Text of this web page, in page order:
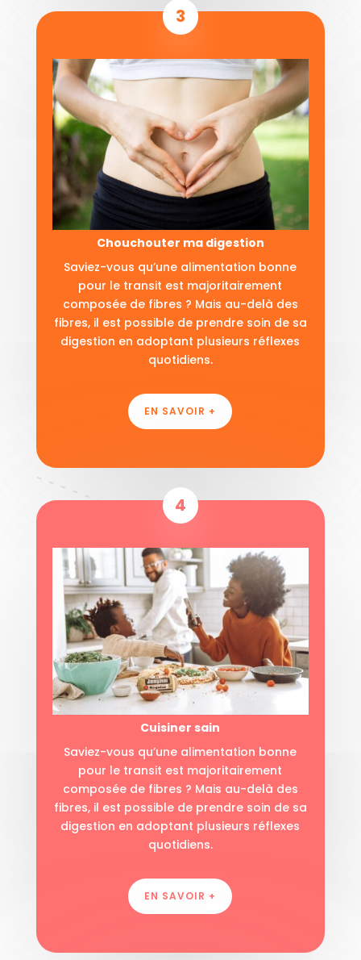
3
Chouchouter ma digestion
Saviez-vous qu’une alimentation bonne
pour le transit est majoritairement
composée de fibres ? Mais au-delà des
fibres, il est possible de prendre soin de sa
digestion en adoptant plusieurs réflexes
quotidiens.
EN SAVOIR +
4
Cuisiner sain
Saviez-vous qu’une alimentation bonne
pour le transit est majoritairement
composée de fibres ? Mais au-delà des
fibres, il est possible de prendre soin de sa
digestion en adoptant plusieurs réflexes
quotidiens.
EN SAVOIR +